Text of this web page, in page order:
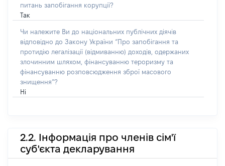
питань запобігання корупції?
Так
Чи належите Ви до національних публічних діячів
відповідно до Закону України “Про запобігання та
протидію легалізації (відмиванню) доходів, одержаних
злочинним шляхом, фінансуванню тероризму та
фінансуванню розповсюдження зброї масового
знищення”?
Ні
2.2. Інформація про членів сім'ї
суб'єкта декларування